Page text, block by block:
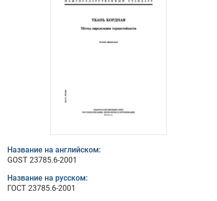
Название на английском:
GOST 23785.6-2001
Название на русском:
ГОСТ 23785.6-2001